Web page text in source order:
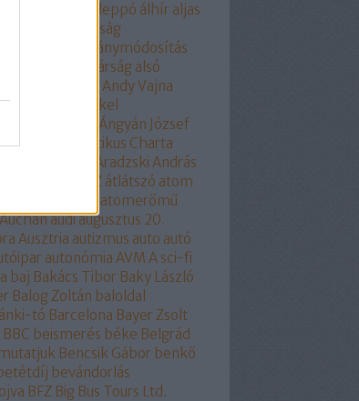
Aleppó álhír aljas
Alkotmánybíróság
alkotmánymódosítás
állampolgárság alsó
Andy Vajna
angela merkel
Ángyán József
Antidemokratikus Charta
Aradzski András
ÁSZ átlátszó atom
atomerőmű
Auchanaudiaugusztus 20.
Ausztria autizmus auto autó
autonómia AVM A sci-fi
baj Bakács Tibor Baky László
Balog Zoltán baloldal
tó Barcelona Bayer Zsolt
BBC beismerés béke Belgrád
Bencsik Gábor benkő
bevándorlás
BFZ Big Bus Tours Ltd.